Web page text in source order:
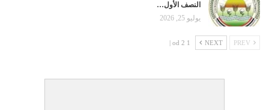
النصف الأول…
يوليو 25, 2026
NEXT
1 od 2 |